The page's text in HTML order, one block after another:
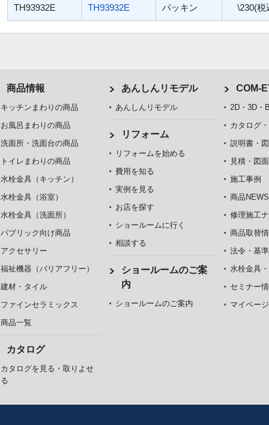
TH93932E TH93932E パッキン \230(税
商品情報
キッチンまわりの商品
お風呂まわりの商品
洗面所・洗面台の商品
トイレまわりの商品
水栓金具（キッチン）
水栓金具（浴室）
水栓金具（洗面所）
パブリック向け商品
アクセサリー
福祉機器（バリアフリー）
建材・タイル
ファインセラミックス
商品一覧
カタログ
カタログを見る・取りよせ
る
あんしんリモデル
あんしんリモデル
リフォーム
リフォームを始める
費用を知る
実例を見る
お店を探す
ショールームに行く
相談する
ショールームのご案
内
ショールームのご案内
COM-
2D・3D・
カタログ
説明書・
見積・図
施工事例
商品NEWS
修理施工
商品取替
法令・基
水栓金具
セミナー
マイページ